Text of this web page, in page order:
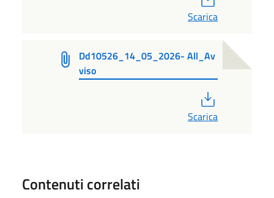
Scarica
Dd10526_14_05_2026- All_Av
viso
Scarica
Contenuti correlati